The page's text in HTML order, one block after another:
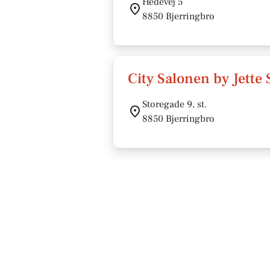
8850 Bjerringbro
City Salonen by Jette
Storegade 9, st.
8850 Bjerringbro